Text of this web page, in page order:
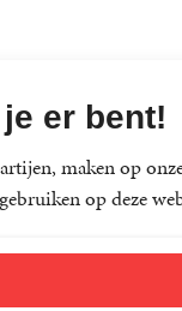
er bent!
maken op
op deze